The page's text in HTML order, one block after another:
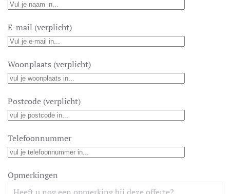
E-mail (verplicht)
Woonplaats (verplicht)
Postcode (verplicht)
Telefoonnummer
Opmerkingen